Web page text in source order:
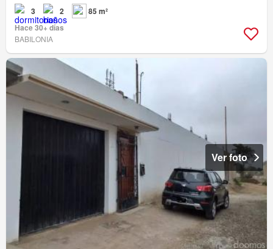
3 2
85 m²
Hace 30+ días
BABILONIA
Ver foto